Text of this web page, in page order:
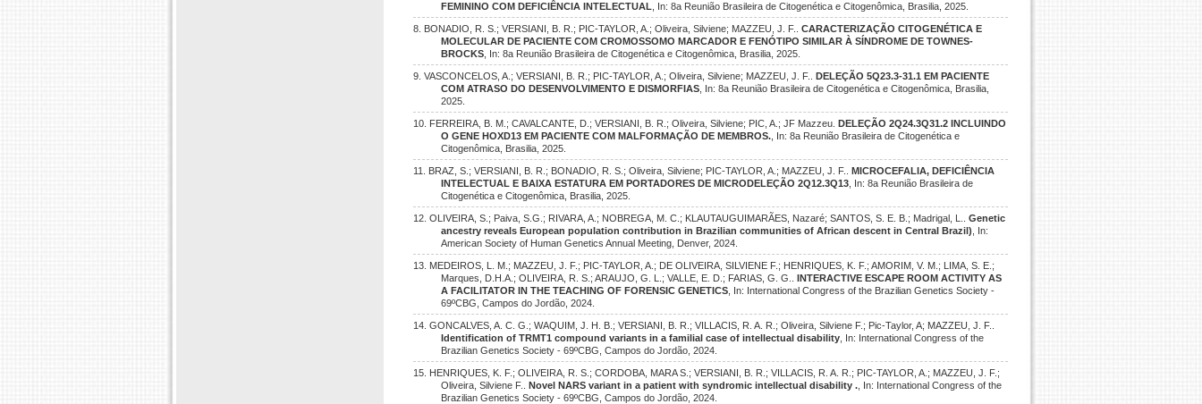
FEMININO COM DEFICIÊNCIA INTELECTUAL
, In: 8a Reunião Brasileira de Citogenética e Citogenômica, Brasilia, 2025.
8. BONADIO, R. S.; VERSIANI, B. R.; PIC-TAYLOR, A.; Oliveira, Silviene; MAZZEU, J. F.. CARACTERIZAÇÃO CITOGENÉTICA E
MOLECULAR DE PACIENTE COM CROMOSSOMO MARCADOR E FENÓTIPO SIMILAR À SÍNDROME DE TOWNES-
BROCKS , In: 8a Reunião Brasileira de Citogenética e Citogenômica, Brasilia, 2025.
9. VASCONCELOS, A.; VERSIANI, B. R.; PIC-TAYLOR, A.; Oliveira, Silviene; MAZZEU, J. F.. DELEÇÃO 5Q23.3-31.1 EM PACIENTE
COM ATRASO DO DESENVOLVIMENTO E DISMORFIAS , In: 8a Reunião Brasileira de Citogenética e Citogenômica, Brasilia,
2025.
10. FERREIRA, B. M.; CAVALCANTE, D.; VERSIANI, B. R.; Oliveira, Silviene; PIC, A.; JF Mazzeu. DELEÇÃO 2Q24.3Q31.2 INCLUINDO
O GENE HOXD13 EM PACIENTE COM MALFORMAÇÃO DE MEMBROS. , In: 8a Reunião Brasileira de Citogenética e
Citogenômica, Brasilia, 2025.
11. BRAZ, S.; VERSIANI, B. R.; BONADIO, R. S.; Oliveira, Silviene; PIC-TAYLOR, A.; MAZZEU, J. F.. MICROCEFALIA, DEFICIÊNCIA
INTELECTUAL E BAIXA ESTATURA EM PORTADORES DE MICRODELEÇÃO 2Q12.3Q13 , In: 8a Reunião Brasileira de
Citogenética e Citogenômica, Brasilia, 2025.
12. OLIVEIRA, S.; Paiva, S.G.; RIVARA, A.; NOBREGA, M. C.; KLAUTAUGUIMARÃES, Nazaré; SANTOS, S. E. B.; Madrigal, L.. Genetic
ancestry reveals European population contribution in Brazilian communities of African descent in Central Brazil)
, In:
American Society of Human Genetics Annual Meeting, Denver, 2024.
13. MEDEIROS, L. M.; MAZZEU, J. F.; PIC-TAYLOR, A.; DE OLIVEIRA, SILVIENE F.; HENRIQUES, K. F.; AMORIM, V. M.; LIMA, S. E.;
Marques, D.H.A.; OLIVEIRA, R. S.; ARAUJO, G. L.; VALLE, E. D.; FARIAS, G. G..INTERACTIVE ESCAPE ROOM ACTIVITY AS
A FACILITATOR IN THE TEACHING OF FORENSIC GENETICS , In: International Congress of the Brazilian Genetics Society -
69ºCBG, Campos do Jordão, 2024.
14. GONCALVES, A. C. G.; WAQUIM, J. H. B.; VERSIANI, B. R.; VILLACIS, R. A. R.; Oliveira, Silviene F.; Pic-Taylor, A; MAZZEU, J. F..
Identification of TRMT1 compound variants in a familial case of intellectual disability , In: International Congress of the
Brazilian Genetics Society - 69ºCBG, Campos do Jordão, 2024.
15. HENRIQUES, K. F.; OLIVEIRA, R. S.; CORDOBA, MARA S.; VERSIANI, B. R.; VILLACIS, R. A. R.; PIC-TAYLOR, A.; MAZZEU, J. F.;
Oliveira, Silviene F..Novel NARS variant in a patient with syndromic intellectual disability . , In: International Congress of the
Brazilian Genetics Society - 69ºCBG, Campos do Jordão, 2024.